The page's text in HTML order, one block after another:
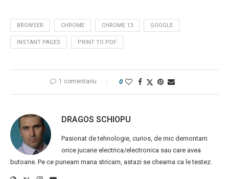
BROWSER CHROME CHROME 13 GOOGLE
INSTANT PAGES PRINT TO PDF
1 comentariu 0
DRAGOS SCHIOPU
Pasionat de tehnologie, curios, de mic demontam
orice jucarie electrica/electronica sau care avea
butoane. Pe ce puneam mana stricam, astazi se cheama ca le testez.